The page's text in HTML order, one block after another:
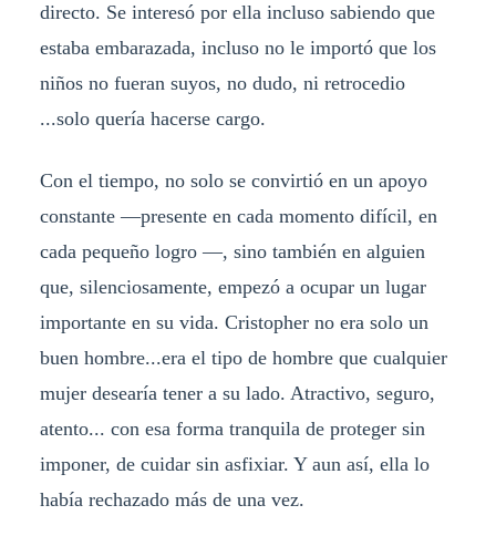
directo. Se interesó por ella incluso sabiendo que
estaba embarazada, incluso no le importó que los
niños no fueran suyos, no dudo, ni retrocedio
...solo quería hacerse cargo.
Con el tiempo, no solo se convirtió en un apoyo
constante —presente en cada momento difícil, en
cada pequeño logro —, sino también en alguien
que, silenciosamente, empezó a ocupar un lugar
importante en su vida. Cristopher no era solo un
buen hombre...era el tipo de hombre que cualquier
mujer desearía tener a su lado. Atractivo, seguro,
atento... con esa forma tranquila de proteger sin
imponer, de cuidar sin asfixiar. Y aun así, ella lo
había rechazado más de una vez.